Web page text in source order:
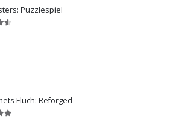
Puzzlespiel
Fluch: Reforged